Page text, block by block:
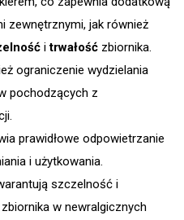
zewnętrznymi, jak również
i trwałość zbiornika.
ograniczenie wydzielania
pochodzących z
prawidłowe odpowietrzanie
i użytkowania.
szczelność i
w newralgicznych